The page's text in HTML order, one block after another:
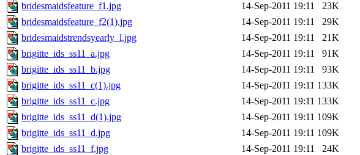
bridesmaidsfeature_f1.jpg
14-Sep-2011 19:11
23K
bridesmaidsfeature_f2(1).jpg
14-Sep-2011 19:11
29K
bridesmaidstrendsyearly_l.jpg
14-Sep-2011 19:11
21K
brigitte_ids_ss11_a.jpg
14-Sep-2011 19:11
91K
brigitte_ids_ss11_b.jpg
14-Sep-2011 19:11
93K
brigitte_ids_ss11_c(1).jpg
14-Sep-2011 19:11 133K
brigitte_ids_ss11_c.jpg
14-Sep-2011 19:11 133K
brigitte_ids_ss11_d(1).jpg
14-Sep-2011 19:11 109K
brigitte_ids_ss11_d.jpg
14-Sep-2011 19:11 109K
brigitte_ids_ss11_f.jpg
14-Sep-2011 19:11
24K